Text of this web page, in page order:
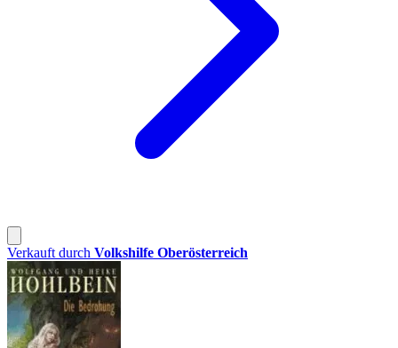
Verkauft durch Volkshilfe Oberösterreich